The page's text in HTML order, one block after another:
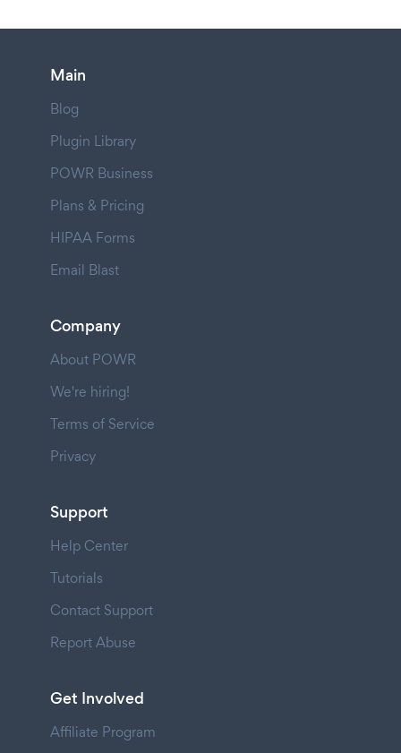
Main
Blog
Plugin Library
POWR Business
Plans & Pricing
HIPAA Forms
Email Blast
Company
About POWR
We're hiring!
Terms of Service
Privacy
Support
Help Center
Tutorials
Contact Support
Report Abuse
Get Involved
Affiliate Program